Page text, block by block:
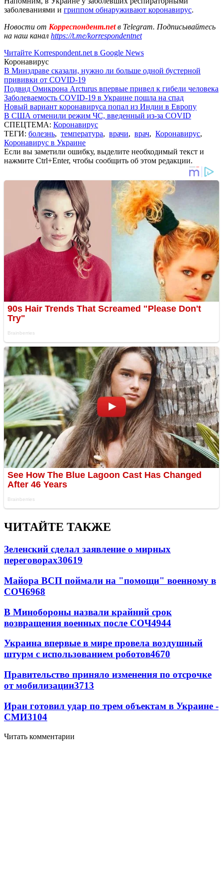
заболеваниями и гриппом обнаруживают коронавирус.
Новости от Корреспондент.netв Telegram. Подписывайтесь
на наш канал https://t.me/korrespondentnet
Читайте Korrespondent.net в Google News
Коронавирус
В Минздраве сказали, нужно ли больше одной бустерной
прививки от COVID-19
Подвид Омикрона Arcturus впервые привел к гибели человека
Заболеваемость COVID-19 в Украине пошла на спад
Новый вариант коронавируса попал из Индии в Европу
В США отменили режим ЧС, введенный из-за COVID
СПЕЦТЕМА: Коронавирус
ТЕГИ: болезнь, температура, врачи, врач, Коронавирус,
Коронавирус в Украине
Если вы заметили ошибку, выделите необходимый текст и
нажмите Ctrl+Enter, чтобы сообщить об этом редакции.
ЧИТАЙТЕ ТАКЖЕ
Зеленский сделал заявление о мирных
переговорах30619
Майора ВСП поймали на "помощи" военному в
СОЧ6968
В Минобороны назвали крайний срок
возвращения военных после СОЧ4944
Украина впервые в мире провела воздушный
штурм с использованием роботов4670
Правительство приняло изменения по отсрочке
от мобилизации3713
Иран готовил удар по трем объектам в Украине -
СМИ3104
Читать комментарии